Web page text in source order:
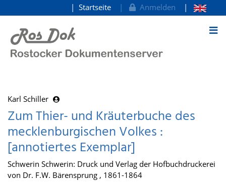
zum Inhalt
Startseite Anmelden
Karl Schiller
Zum Thier- und Kräuterbuche des
mecklenburgischen Volkes :
[annotiertes Exemplar]
Schwerin Schwerin: Druck und Verlag der Hofbuchdruckerei
von Dr. F.W. Bärensprung , 1861-1864